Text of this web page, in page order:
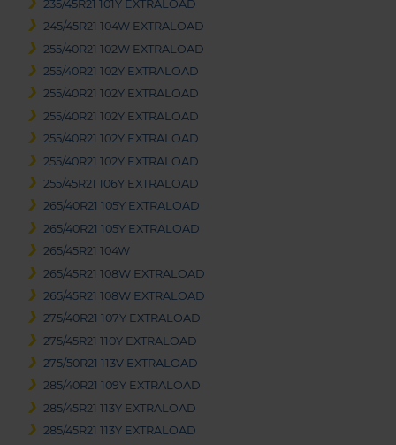
235/45R21 101Y EXTRALOAD
245/45R21 104W EXTRALOAD
255/40R21 102W EXTRALOAD
255/40R21 102Y EXTRALOAD
255/40R21 102Y EXTRALOAD
255/40R21 102Y EXTRALOAD
255/40R21 102Y EXTRALOAD
255/40R21 102Y EXTRALOAD
255/45R21 106Y EXTRALOAD
265/40R21 105Y EXTRALOAD
265/40R21 105Y EXTRALOAD
265/45R21 104W
265/45R21 108W EXTRALOAD
265/45R21 108W EXTRALOAD
275/40R21 107Y EXTRALOAD
275/45R21 110Y EXTRALOAD
275/50R21 113V EXTRALOAD
285/40R21 109Y EXTRALOAD
285/45R21 113Y EXTRALOAD
285/45R21 113Y EXTRALOAD